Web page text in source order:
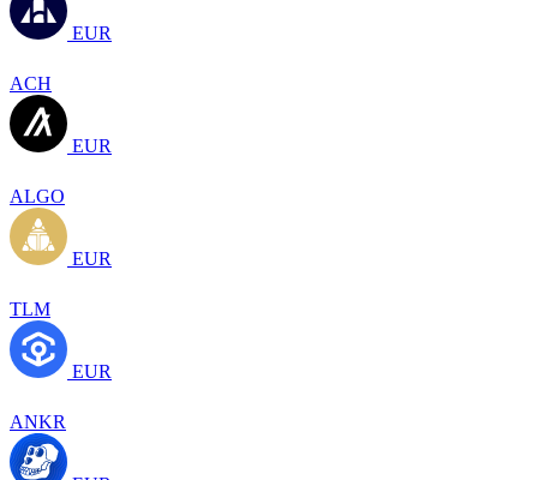
EUR
ACH
EUR
ALGO
EUR
TLM
EUR
ANKR